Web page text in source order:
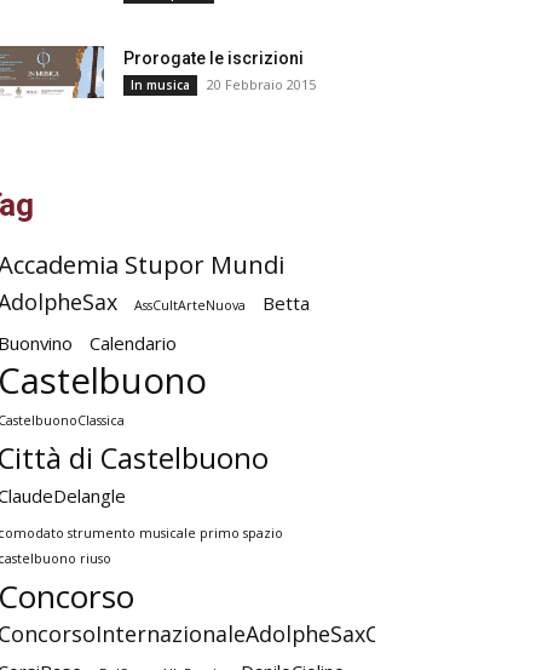
Prorogate le iscrizioni
In musica 20 Febbraio 2015
Stupor Mundi
AssCultArteNuova
Betta
Calendario
di Castelbuono
strumento musicale primo spazio
riuso